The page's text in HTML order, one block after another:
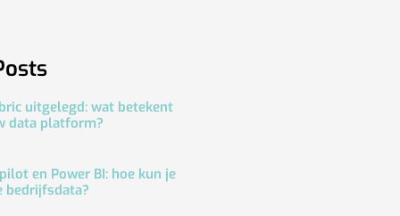
uitgelegd: wat betekent
data platform?
en Power BI: hoe kun je
bedrijfsdata?